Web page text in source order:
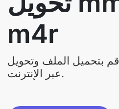
m4r
قم بتحميل الملف وتحويل mmf إلى ^ ^ صوت
عبر الإنترنت.